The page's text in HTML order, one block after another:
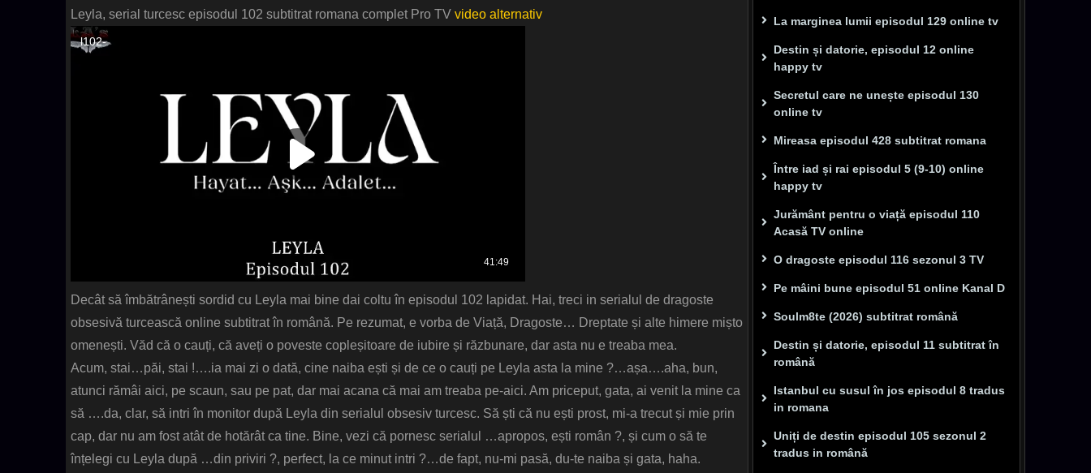
Leyla, serial turcesc episodul 102 subtitrat romana complet Pro TV video alternativ
Decât să îmbătrânești sordid cu Leyla mai bine dai coltu în episodul 102 lapidat. Hai, treci in serialul de dragoste
obsesivă turcească online subtitrat în română. Pe rezumat, e vorba de Viață, Dragoste… Dreptate și alte himere mișto
omenești. Văd că o cauți, că aveți o poveste copleșitoare de iubire și răzbunare, dar asta nu e treaba mea.
Acum, stai…păi, stai !….ia mai zi o dată, cine naiba ești și de ce o cauți pe Leyla asta la mine ?…așa….aha, bun,
atunci rămâi aici, pe scaun, sau pe pat, dar mai acana că mai am treaba pe-aici. Am priceput, gata, ai venit la mine ca
să ….da, clar, să intri în monitor după Leyla din serialul obsesiv turcesc. Să ști că nu ești prost, mi-a trecut și mie prin
cap, dar nu am fost atât de hotărât ca tine. Bine, vezi că pornesc serialul …apropos, ești român ?, și cum o să te
înțelegi cu Leyla după …din priviri ?, perfect, la ce minut intri ?…de fapt, nu-mi pasă, du-te naiba și gata, haha.
La marginea lumii episodul 129 online tv
Destin și datorie, episodul 12 online
happy tv
Secretul care ne unește episodul 130
online tv
Mireasa episodul 428 subtitrat romana
Între iad și rai episodul 5 (9-10) online
happy tv
Jurământ pentru o viață episodul 110
Acasă TV online
O dragoste episodul 116 sezonul 3 TV
Pe mâini bune episodul 51 online Kanal D
Soulm8te (2026) subtitrat română
Destin și datorie, episodul 11 subtitrat în
română
Istanbul cu susul în jos episodul 8 tradus
in romana
Uniți de destin episodul 105 sezonul 2
tradus in română